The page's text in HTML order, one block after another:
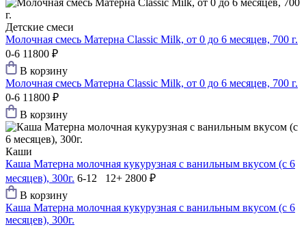
Детские смеси
Молочная смесь Матерна Classic Milk, от 0 до 6 месяцев, 700 г.
0-6 11800 ₽
В корзину
Молочная смесь Матерна Classic Milk, от 0 до 6 месяцев, 700 г.
0-6 11800 ₽
В корзину
Каши
Каша Матерна молочная кукурузная с ванильным вкусом (с 6
месяцев), 300г. 6-12 12+ 2800 ₽
В корзину
Каша Матерна молочная кукурузная с ванильным вкусом (с 6
месяцев), 300г.